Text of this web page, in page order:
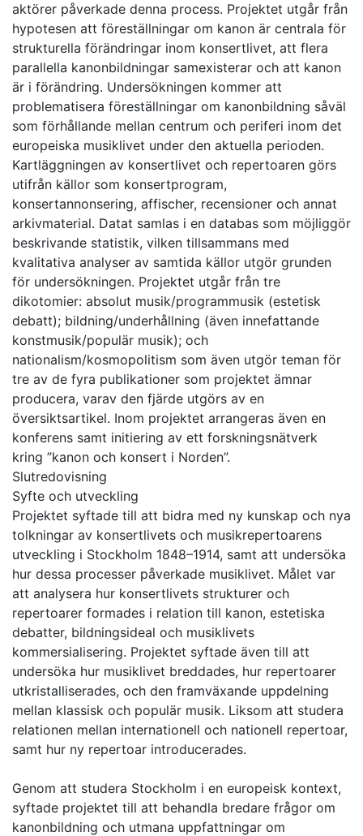
aktörer påverkade denna process. Projektet utgår från
hypotesen att föreställningar om kanon är centrala för
strukturella förändringar inom konsertlivet, att flera
parallella kanonbildningar samexisterar och att kanon
är i förändring. Undersökningen kommer att
problematisera föreställningar om kanonbildning såväl
som förhållande mellan centrum och periferi inom det
europeiska musiklivet under den aktuella perioden.
Kartläggningen av konsertlivet och repertoaren görs
utifrån källor som konsertprogram,
konsertannonsering, affischer, recensioner och annat
arkivmaterial. Datat samlas i en databas som möjliggör
beskrivande statistik, vilken tillsammans med
kvalitativa analyser av samtida källor utgör grunden
för undersökningen. Projektet utgår från tre
dikotomier: absolut musik/programmusik (estetisk
debatt); bildning/underhållning (även innefattande
konstmusik/populär musik); och
nationalism/kosmopolitism som även utgör teman för
tre av de fyra publikationer som projektet ämnar
producera, varav den fjärde utgörs av en
översiktsartikel. Inom projektet arrangeras även en
konferens samt initiering av ett forskningsnätverk
kring ”kanon och konsert i Norden”.
Slutredovisning
Syfte och utveckling
Projektet syftade till att bidra med ny kunskap och nya
tolkningar av konsertlivets och musikrepertoarens
utveckling i Stockholm 1848–1914, samt att undersöka
hur dessa processer påverkade musiklivet. Målet var
att analysera hur konsertlivets strukturer och
repertoarer formades i relation till kanon, estetiska
debatter, bildningsideal och musiklivets
kommersialisering. Projektet syftade även till att
undersöka hur musiklivet breddades, hur repertoarer
utkristalliserades, och den framväxande uppdelning
mellan klassisk och populär musik. Liksom att studera
relationen mellan internationell och nationell repertoar,
samt hur ny repertoar introducerades.
Genom att studera Stockholm i en europeisk kontext,
syftade projektet till att behandla bredare frågor om
kanonbildning och utmana uppfattningar om